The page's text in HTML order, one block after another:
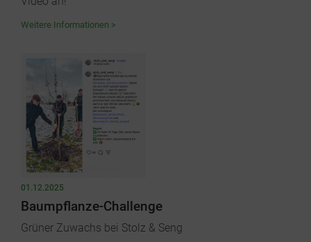
Weitere Informationen >
01.12.2025
Baumpflanze-Challenge
Grüner Zuwachs bei Stolz & Seng